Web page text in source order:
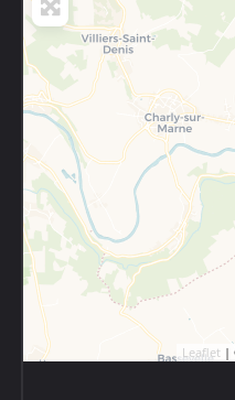
Leaflet|